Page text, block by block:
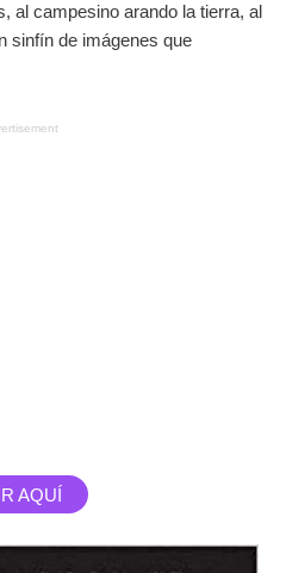
al campesino arando la tierra, al
sinfín de imágenes que
AQUÍ